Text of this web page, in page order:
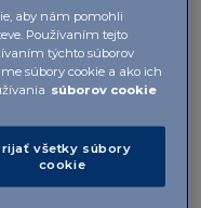
pôsobí v
Nielen vo
kvalitou svojich
pacientov.
držiteľmi
informácií
na potreby
aby nám pomohli
Používaním tejto
týchto súborov
súbory cookie a ako ich
súborov cookie
všetky súbory
cookie